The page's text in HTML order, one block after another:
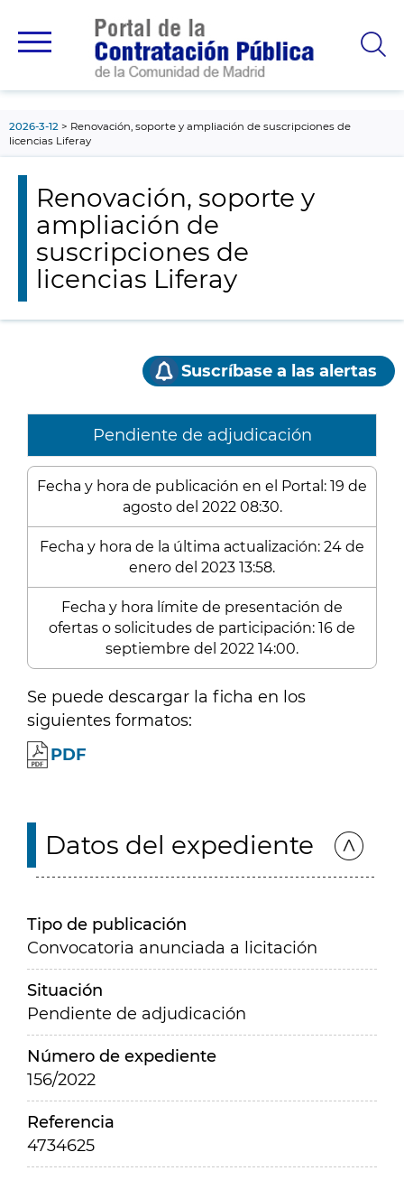
principal
2026-3-12
Renovación, soporte y ampliación de suscripciones de
licencias Liferay
Renovación, soporte y
ampliación de
suscripciones de
licencias Liferay
Suscríbase a las alertas
Pendiente de adjudicación
Fecha y hora de publicación en el Portal: 19 de
agosto del 2022 08:30.
Fecha y hora de la última actualización: 24 de
enero del 2023 13:58.
Fecha y hora límite de presentación de
ofertas o solicitudes de participación: 16 de
septiembre del 2022 14:00.
Se puede descargar la ficha en los
siguientes formatos:
PDF
Datos del expediente
Tipo de publicación
Convocatoria anunciada a licitación
Situación
Pendiente de adjudicación
Número de expediente
156/2022
Referencia
4734625